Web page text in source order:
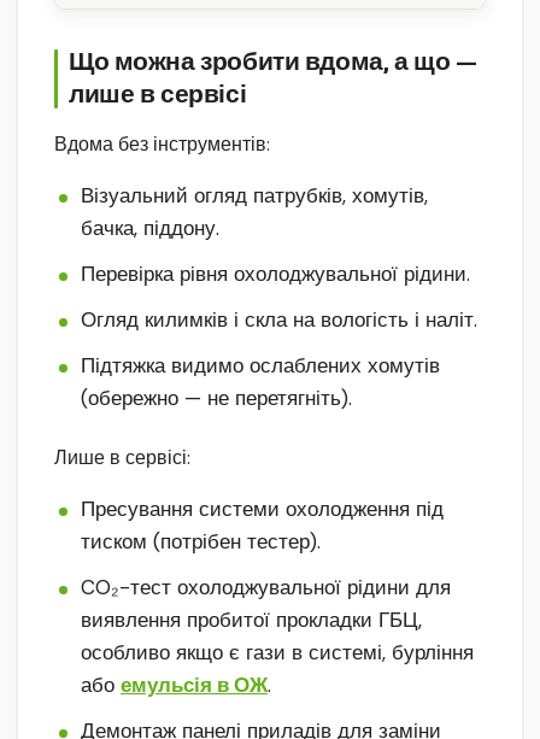
Що можна зробити вдома, а що —
лише в сервісі
Вдома без інструментів:
Візуальний огляд патрубків, хомутів,
бачка, піддону.
Перевірка рівня охолоджувальної рідини.
Огляд килимків і скла на вологість і наліт.
Підтяжка видимо ослаблених хомутів
(обережно — не перетягніть).
Лише в сервісі:
Пресування системи охолодження під
тиском (потрібен тестер).
CO₂-тест охолоджувальної рідини для
виявлення пробитої прокладки ГБЦ,
особливо якщо є гази в системі, бурління
або емульсія в ОЖ.
Демонтаж панелі приладів для заміни